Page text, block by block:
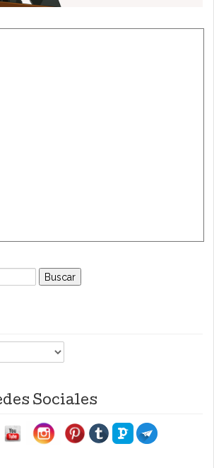
Sociales